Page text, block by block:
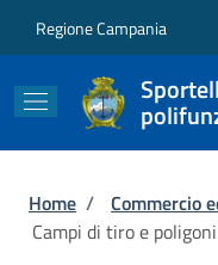
Regione Campania
Briciole di
Home / Commercio
Campi di tiro e